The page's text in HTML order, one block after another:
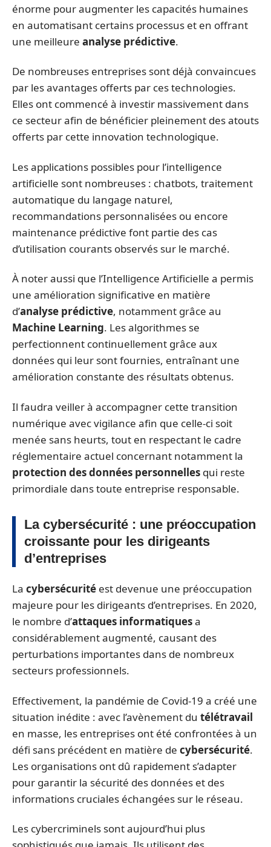
énorme pour augmenter les capacités humaines
en automatisant certains processus et en offrant
une meilleure analyse prédictive.
De nombreuses entreprises sont déjà convaincues
par les avantages offerts par ces technologies.
Elles ont commencé à investir massivement dans
ce secteur afin de bénéficier pleinement des atouts
offerts par cette innovation technologique.
Les applications possibles pour l’intelligence
artificielle sont nombreuses : chatbots, traitement
automatique du langage naturel,
recommandations personnalisées ou encore
maintenance prédictive font partie des cas
d’utilisation courants observés sur le marché.
À noter aussi que l’Intelligence Artificielle a permis
une amélioration significative en matière
d’analyse prédictive, notamment grâce au
Machine Learning. Les algorithmes se
perfectionnent continuellement grâce aux
données qui leur sont fournies, entraînant une
amélioration constante des résultats obtenus.
Il faudra veiller à accompagner cette transition
numérique avec vigilance afin que celle-ci soit
menée sans heurts, tout en respectant le cadre
réglementaire actuel concernant notamment la
protection des données personnelles qui reste
primordiale dans toute entreprise responsable.
La cybersécurité : une préoccupation
croissante pour les dirigeants
d’entreprises
La cybersécurité est devenue une préoccupation
majeure pour les dirigeants d’entreprises. En 2020,
le nombre d’attaques informatiquesa
considérablement augmenté, causant des
perturbations importantes dans de nombreux
secteurs professionnels.
Effectivement, la pandémie de Covid-19 a créé une
situation inédite : avec l’avènement du télétravail
en masse, les entreprises ont été confrontées à un
défi sans précédent en matière de cybersécurité.
Les organisations ont dû rapidement s’adapter
pour garantir la sécurité des données et des
informations cruciales échangées sur le réseau.
Les cybercriminels sont aujourd’hui plus